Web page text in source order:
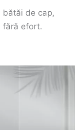
bătăi de cap,
fără efort.